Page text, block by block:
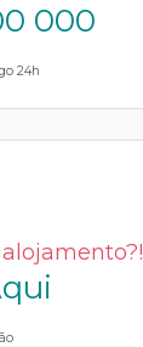
000
24h